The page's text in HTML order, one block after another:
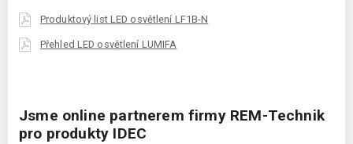
Produktový list LED osvětlení LF1B-N
Přehled LED osvětlení LUMIFA
Jsme online partnerem firmy REM-Technik
pro produkty IDEC